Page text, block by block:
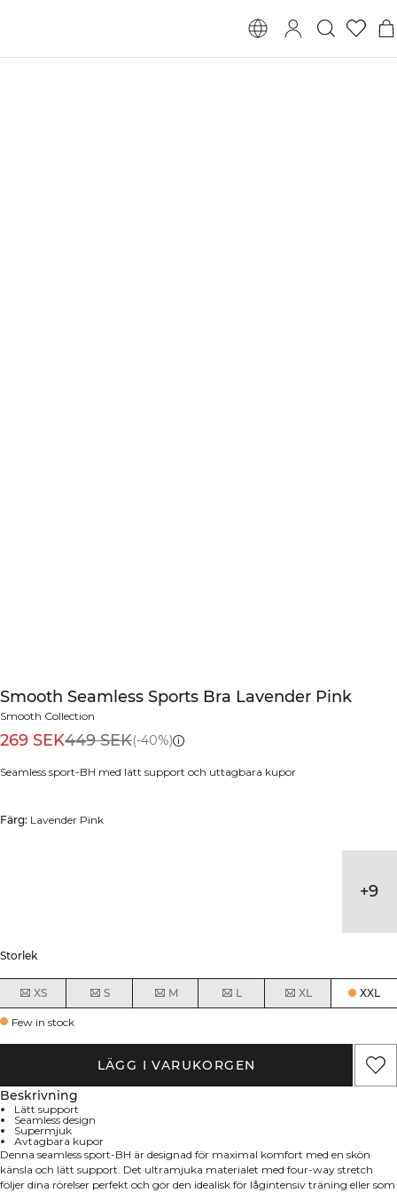
Smooth Seamless Sports Bra Lavender Pink
Smooth Collection
269 SEK449 SEK(-40%)
Seamless sport-BH med lätt support och uttagbara kupor
Färg: Lavender Pink
+9
Storlek
XS S M L XL XXL
Few in stock
LÄGG I VARUKORGEN
Beskrivning
Lätt support
Seamless design
Supermjuk
Avtagbara kupor
Denna seamless sport-BH är designad för maximal komfort med en skön
känsla och lätt support. Det ultramjuka materialet med four-way stretch
följer dina rörelser perfekt och gör den idealisk för lågintensiv träning eller som